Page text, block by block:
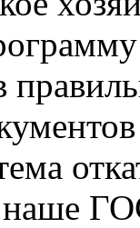
наше